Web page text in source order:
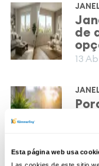
Esta página web usa
de
13